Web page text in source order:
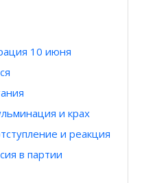
10 июня
и крах
и реакция
в партии